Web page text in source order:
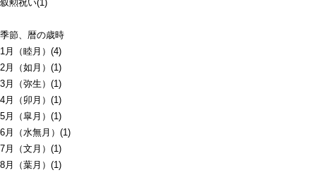
叙勲祝い(1)
季節、暦の歳時
1月（睦月）(4)
2月（如月）(1)
3月（弥生）(1)
4月（卯月）(1)
5月（皐月）(1)
6月（水無月）(1)
7月（文月）(1)
8月（葉月）(1)